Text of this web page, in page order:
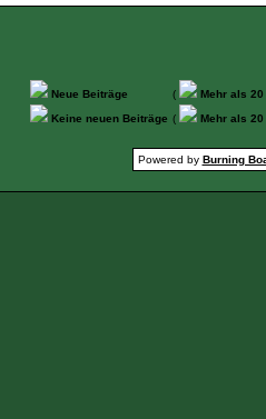
Neue Beiträge (
Mehr als
Keine neuen Beiträge ( Mehr als
Powered by Burning